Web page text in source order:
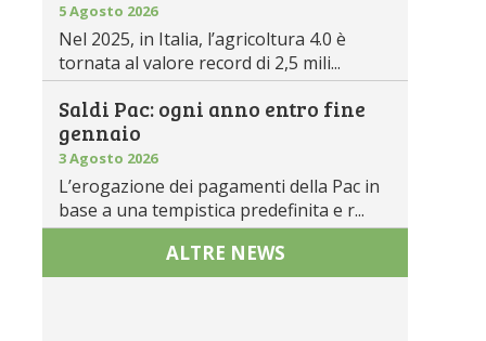
5 Agosto 2026
Nel 2025, in Italia, l’agricoltura 4.0 è
tornata al valore record di 2,5 mili...
Saldi Pac: ogni anno entro fine
gennaio
3 Agosto 2026
L’erogazione dei pagamenti della Pac in
base a una tempistica predefinita e r...
ALTRE NEWS